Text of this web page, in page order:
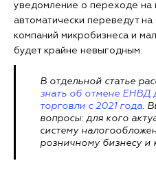
уведомление о переходе на
автоматически переведут
компаний микробизнеса и
будет крайне невыгодным.
В отдельной статье
знать об отмене ЕНВД
торговли с 2021 года.
вопросы: для кого
систему
розничному бизнесу и